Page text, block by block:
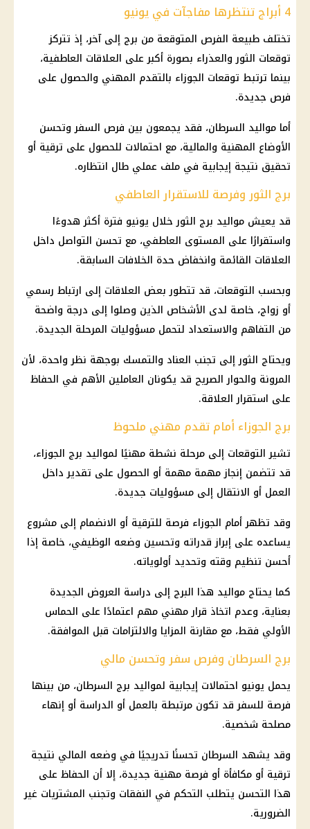
4 أبراج تنتظرها مفاجآت في يونيو
تختلف طبيعة الفرص المتوقعة من برج إلى آخر، إذ تتركز
توقعات الثور والعذراء بصورة أكبر على العلاقات العاطفية،
بينما ترتبط توقعات الجوزاء بالتقدم المهني والحصول على
فرص جديدة.
أما مواليد السرطان، فقد يجمعون بين فرص السفر وتحسن
الأوضاع المهنية والمالية، مع احتمالات للحصول على ترقية أو
تحقيق نتيجة إيجابية في ملف عملي طال انتظاره.
برج الثور وفرصة للاستقرار العاطفي
قد يعيش مواليد برج الثور خلال يونيو فترة أكثر هدوءًا
واستقرارًا على المستوى العاطفي، مع تحسن التواصل داخل
العلاقات القائمة وانخفاض حدة الخلافات السابقة.
وبحسب التوقعات، قد تتطور بعض العلاقات إلى ارتباط رسمي
أو زواج، خاصة لدى الأشخاص الذين وصلوا إلى درجة واضحة
من التفاهم والاستعداد لتحمل مسؤوليات المرحلة الجديدة.
ويحتاج الثور إلى تجنب العناد والتمسك بوجهة نظر واحدة، لأن
المرونة والحوار الصريح قد يكونان العاملين الأهم في الحفاظ
على استقرار العلاقة.
برج الجوزاء أمام تقدم مهني ملحوظ
تشير التوقعات إلى مرحلة نشطة مهنيًا لمواليد برج الجوزاء،
قد تتضمن إنجاز مهمة مهمة أو الحصول على تقدير داخل
العمل أو الانتقال إلى مسؤوليات جديدة.
وقد تظهر أمام الجوزاء فرصة للترقية أو الانضمام إلى مشروع
يساعده على إبراز قدراته وتحسين وضعه الوظيفي، خاصة إذا
أحسن تنظيم وقته وتحديد أولوياته.
كما يحتاج مواليد هذا البرج إلى دراسة العروض الجديدة
بعناية، وعدم اتخاذ قرار مهني مهم اعتمادًا على الحماس
الأولي فقط، مع مقارنة المزايا والالتزامات قبل الموافقة.
برج السرطان وفرص سفر وتحسن مالي
يحمل يونيو احتمالات إيجابية لمواليد برج السرطان، من بينها
فرصة للسفر قد تكون مرتبطة بالعمل أو الدراسة أو إنهاء
مصلحة شخصية.
وقد يشهد السرطان تحسنًا تدريجيًا في وضعه المالي نتيجة
ترقية أو مكافأة أو فرصة مهنية جديدة، إلا أن الحفاظ على
هذا التحسن يتطلب التحكم في النفقات وتجنب المشتريات غير
الضرورية.